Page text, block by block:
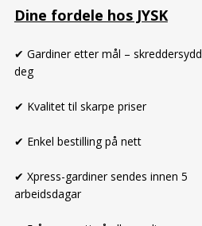
Dine fordele hos JYSK
✔ Gardiner etter mål –
deg
✔ Kvalitet til skarpe priser
✔ Enkel bestilling på nett
✔ Xpress-gardiner sendes innen 5
arbeidsdagar